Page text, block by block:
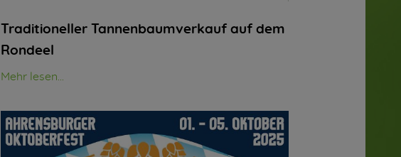
Traditioneller Tannenbaumverkauf auf dem
Rondeel
Mehr lesen...